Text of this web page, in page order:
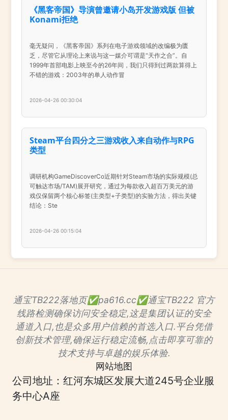
《黑客帝国》导演曾邀请小岛开发游戏版 但被
Konami拒绝
毫无疑问，《黑客帝国》系列在电子游戏领域的改编极为匮
乏，尽管它从理论上来说与这一媒介可谓是“天作之合”。自
1999年首部电影上映至今的26年间，我们只得到过两款算得上
不错的游戏：2003年的单人动作冒
2026-04-26 00:30:04
Steam平台四分之三游戏收入来自动作与RPG
类型
调研机构GameDiscoverCo近期针对Steam市场的实际规模(总
可触达市场/TAM)展开研究，通过为每款收入超百万美元的游
戏仅保留两个核心标签(主类型+子类型)的实验方法，得出关键
结论：Ste
2026-04-26 00:15:04
通宝TB222落地页✅pa616.cc✅通宝TB222 官方
线路检测确保访问安全稳定,这是集团认证的安全
通道入口,也是众多用户信赖的首选入口.平台凭借
创新技术管理,确保运行稳定流畅,点击即享可靠的
技术支持与卓越的娱乐体验.
网站地图
公司地址：红河东城区发展大道245号企业服
务中心A座